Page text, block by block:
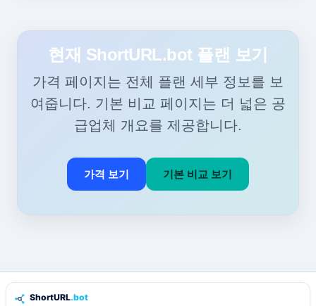
현재 ShortURL.bot 플랜 보기
가격 페이지는 전체 플랜 세부 정보를 보
여줍니다. 기본 비교 페이지는 더 넓은 공
급업체 개요를 제공합니다.
가격 보기 기본 비교 보기